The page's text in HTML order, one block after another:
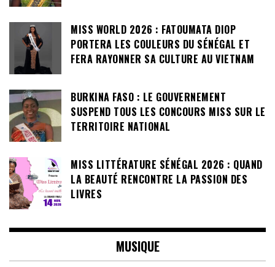
MISS WORLD 2026 : FATOUMATA DIOP
PORTERA LES COULEURS DU SÉNÉGAL ET
FERA RAYONNER SA CULTURE AU VIETNAM
BURKINA FASO : LE GOUVERNEMENT
SUSPEND TOUS LES CONCOURS MISS SUR LE
TERRITOIRE NATIONAL
MISS LITTÉRATURE SÉNÉGAL 2026 : QUAND
LA BEAUTÉ RENCONTRE LA PASSION DES
LIVRES
MUSIQUE